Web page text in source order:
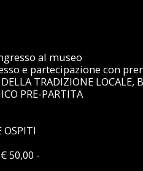
al museo
e partecipazione con
TRADIZIONE LOCALE,
PRE-PARTITA
OSPITI
50,00 -